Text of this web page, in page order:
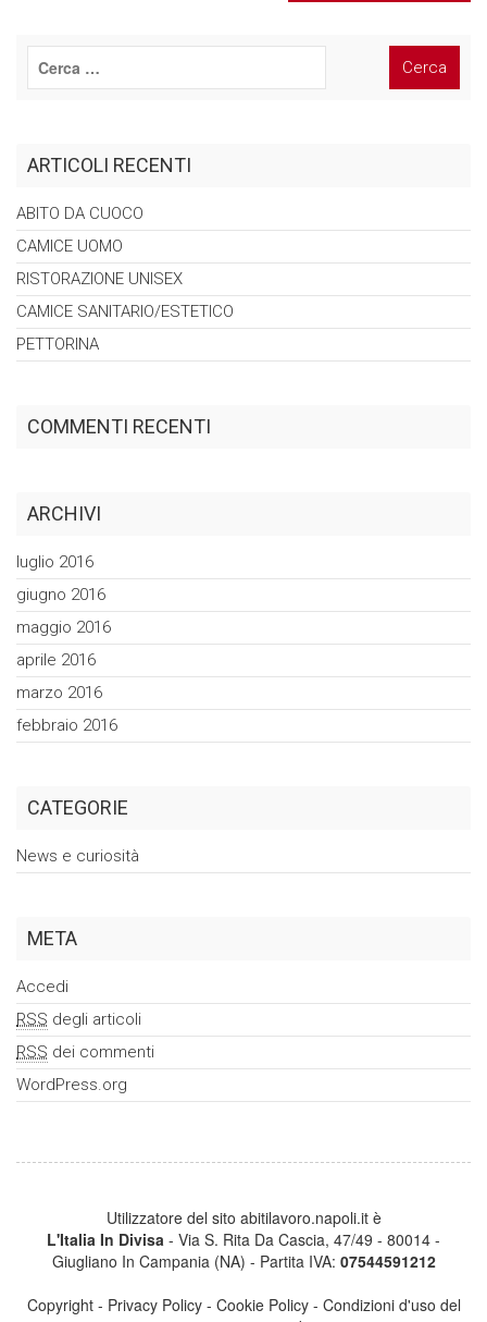
ARTICOLI RECENTI
ABITO DA CUOCO
CAMICE UOMO
RISTORAZIONE UNISEX
CAMICE SANITARIO/ESTETICO
PETTORINA
COMMENTI RECENTI
ARCHIVI
luglio 2016
giugno 2016
maggio 2016
aprile 2016
marzo 2016
febbraio 2016
CATEGORIE
News e curiosità
META
Accedi
RSS degli articoli
RSS dei commenti
WordPress.org
Utilizzatore del sito abitilavoro.napoli.it è
L'Italia In Divisa - Via S. Rita Da Cascia, 47/49 - 80014 -
Giugliano In Campania (NA) - Partita IVA: 07544591212
Copyright- Privacy Policy- Cookie Policy- Condizioni d'uso del